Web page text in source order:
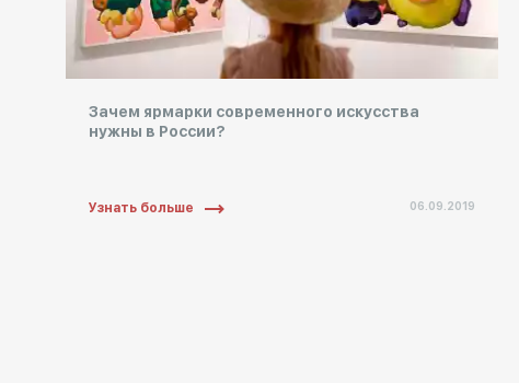
Зачем ярмарки современного искусства
нужны в России?
Узнать больше 06.09.2019